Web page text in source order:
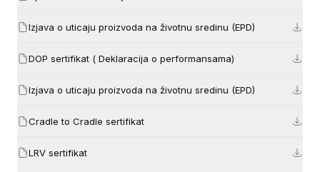
Izjava o uticaju proizvoda na životnu sredinu (EPD)
DOP sertifikat ( Deklaracija o performansama)
Izjava o uticaju proizvoda na životnu sredinu (EPD)
Cradle to Cradle sertifikat
LRV sertifikat